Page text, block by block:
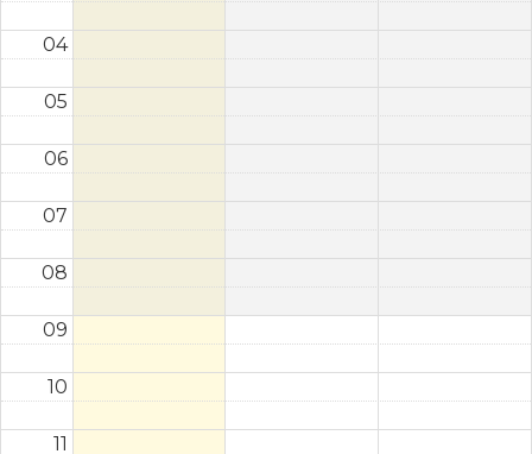
04
05
06
07
08
09
10
11